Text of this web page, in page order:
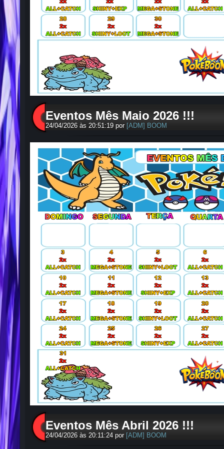
Eventos Mês Maio 2026 !!!
24/04/2026 às 20:51:19 por [ADM] BOOM
Eventos Mês Abril 2026 !!!
24/04/2026 às 20:11:24 por [ADM] BOOM